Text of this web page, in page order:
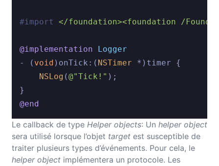
#import </foundation><foundation /
@implementation
Logger
- ( void )onTick:( NSTimer *)timer {
NSLog (@"Tick!" );
@end
Le callback de type Helper objects: Un helper object
sera utilisé lorsque l’objet target est susceptible de
traiter plusieurs types d’événements. Pour cela, le
helper object implémentera un protocole. Les